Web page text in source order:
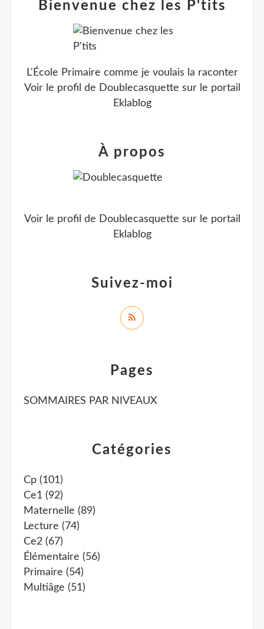
Catégories
Cp (101)
Ce1 (92)
Maternelle (89)
Lecture (74)
Ce2 (67)
Élémentaire (56)
Primaire (54)
Multiâge (51)
Pages
SOMMAIRES PAR NIVEAUX
Bienvenue chez les P'tits
L'École Primaire comme je voulais la raconter
Voir le profil de Doublecasquette sur le portail
Eklablog
Suivez-moi
À propos
Voir le profil de Doublecasquette sur le portail
Eklablog